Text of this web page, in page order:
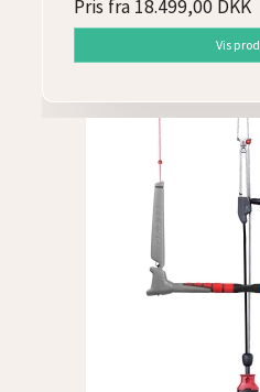
Pris fra 18.499,00 DKK
Vis